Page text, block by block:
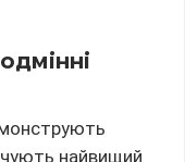
найвищий